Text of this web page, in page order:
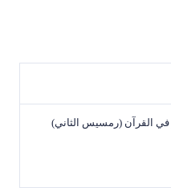
القرآن (رمسيس الثاني)